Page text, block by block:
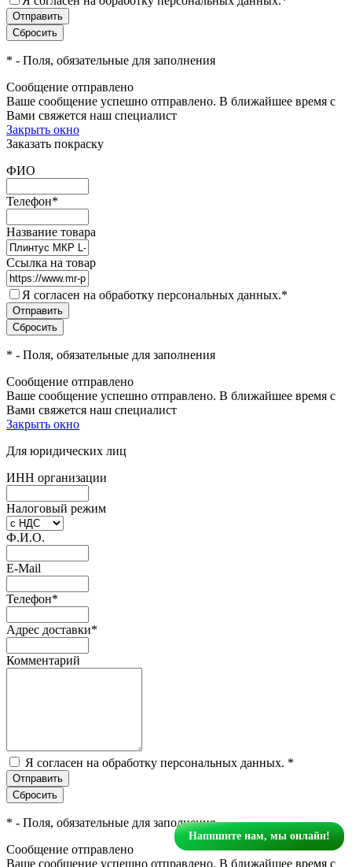
* - Поля, обязательные для заполнения
Сообщение отправлено
Ваше сообщение успешно отправлено. В ближайшее время с
Вами свяжется наш специалист
Закрыть окно
Заказать покраску
ФИО
Телефон*
Название товара
Ссылка на товар
Я согласен на обработку персональных данных.*
* - Поля, обязательные для заполнения
Сообщение отправлено
Ваше сообщение успешно отправлено. В ближайшее время с
Вами свяжется наш специалист
Закрыть окно
Для юридических лиц
ИНН организации
Налоговый режим
Ф.И.О.
E-Mail
Телефон*
Адрес доставки*
Комментарий
Я согласен на обработку персональных данных. *
* - Поля, обязательные для заполнения
Сообщение отправлено
Ваше сообщение успешно отправлено. В ближайшее время с
Напишите нам, мы онлайн!